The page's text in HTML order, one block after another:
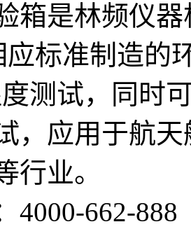
箱是林频仪
应标准制造的
测试，同时
，应用于航
行业。
4000-662-888